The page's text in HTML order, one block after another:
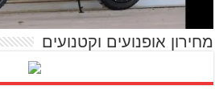
מחירון אופנועים וקטנועים